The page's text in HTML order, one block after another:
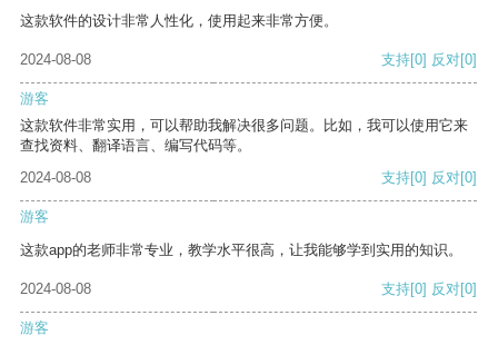
这款软件的设计非常人性化，使用起来非常方便。
2024-08-08 支持[0] 反对[0]
游客
这款软件非常实用，可以帮助我解决很多问题。比如，我可以使用它来
查找资料、翻译语言、编写代码等。
2024-08-08
支持[0] 反对[0]
游客
这款app的老师非常专业，教学水平很高，让我能够学到实用的知识。
2024-08-08 支持[0] 反对[0]
游客